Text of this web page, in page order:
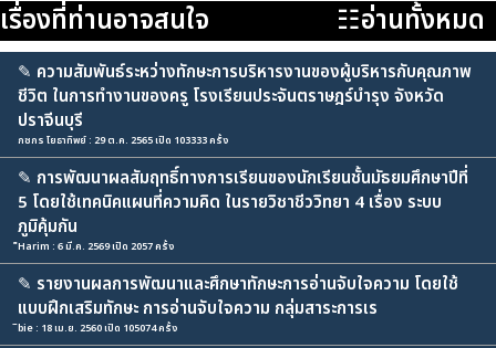
เรื่องที่ท่านอาจสนใจ ☷อ่านทั้งหมด
✎ ความสัมพันธ์ระหว่างทักษะการบริหารงานของผู้บริหารกับคุณภาพ
ชีวิต ในการทำงานของครู โรงเรียนประจันตราษฎร์บำรุง จังหวัด
ปราจีนบุรี
กชกร โยธาทิพย์ : 29 ต.ค. 2565 เปิด 103333 ครั้ง
✎ การพัฒนาผลสัมฤทธิ์ทางการเรียนของนักเรียนชั้นมัธยมศึกษาปีที่
5 โดยใช้เทคนิคแผนที่ความคิด ในรายวิชาชีววิทยา 4 เรื่อง ระบบ
ภูมิคุ้มกัน
็Harim : 6 มี.ค. 2569 เปิด 2057 ครั้ง
✎ รายงานผลการพัฒนาและศึกษาทักษะการอ่านจับใจความ โดยใช้
แบบฝึกเสริมทักษะ การอ่านจับใจความ กลุ่มสาระการเร
ิbie : 18 เม.ย. 2560 เปิด 105074 ครั้ง